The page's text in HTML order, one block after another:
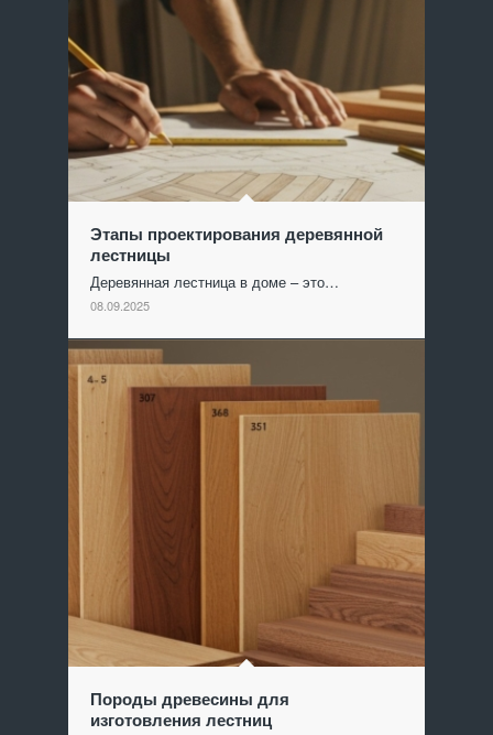
Этапы проектирования деревянной
лестницы
Деревянная лестница в доме – это…
08.09.2025
Породы древесины для
изготовления лестниц